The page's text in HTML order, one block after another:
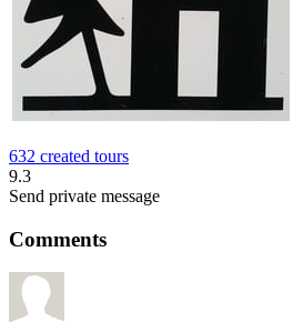
632 created tours
9.3
Send private message
Comments